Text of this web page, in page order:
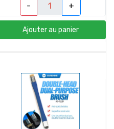
- +
Ajouter au panier